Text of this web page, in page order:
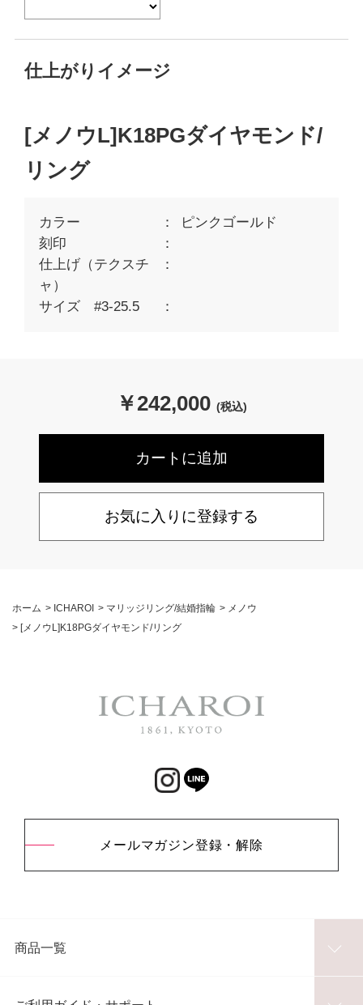
仕上がりイメージ
[メノウL]K18PGダイヤモンド/
リング
カラー
ピンクゴールド
刻印
仕上げ（テクスチ
ャ）
サイズ #3-25.5
￥242,000 (税込)
お気に入りに登録する
ホーム > ICHAROI > マリッジリング/結婚指輪 > メノウ
> [メノウL]K18PGダイヤモンド/リング
メールマガジン登録・解除
商品一覧